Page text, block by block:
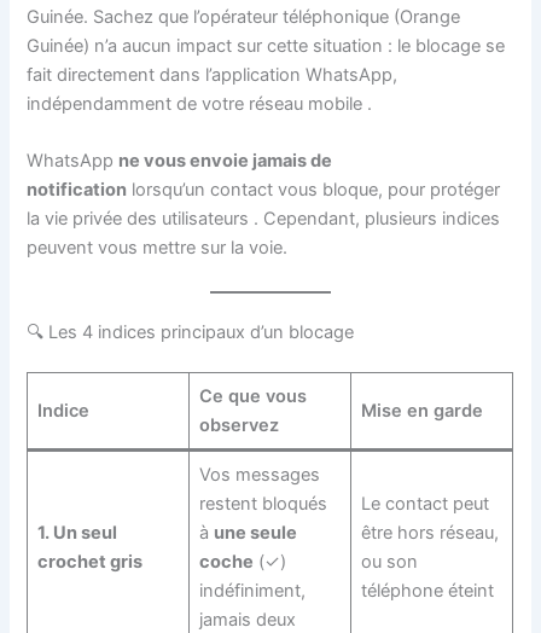
Guinée. Sachez que l’opérateur téléphonique (Orange
Guinée) n’a aucun impact sur cette situation : le blocage se
fait directement dans l’application WhatsApp,
indépendamment de votre réseau mobile .
WhatsApp ne vous envoie jamais de
notification lorsqu’un contact vous bloque, pour protéger
la vie privée des utilisateurs . Cependant, plusieurs indices
peuvent vous mettre sur la voie.
🔍 Les 4 indices principaux d’un blocage
Indice
Ce que vous
observez
Mise en garde
1. Un seul
crochet gris
Vos messages
restent bloqués
à une seule
coche (✓)
indéfiniment,
jamais deux
Le contact peut
être hors réseau,
ou son
téléphone éteint